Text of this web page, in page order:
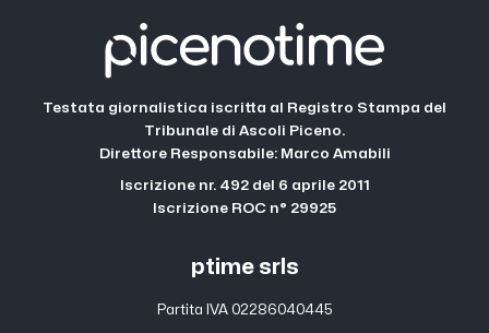
Testata giornalistica iscritta al Registro Stampa del
Tribunale di Ascoli Piceno.
Direttore Responsabile: Marco Amabili
Iscrizione nr. 492 del 6 aprile 2011
Iscrizione ROC n° 29925
ptime srls
Partita IVA 02286040445